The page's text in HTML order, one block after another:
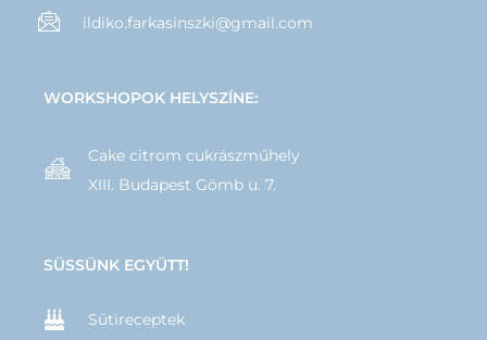
ildiko.farkasinszki@gmail.com
WORKSHOPOK HELYSZÍNE:
Cake citrom cukrászműhely
XIII. Budapest Gömb u. 7.
SÜSSÜNK EGYÜTT!
Sütireceptek